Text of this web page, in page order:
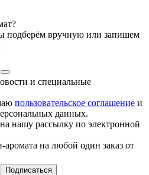
вручную или запишем
и специальные
пользовательское соглашение и
данных.
нашу рассылку по электронной
на любой один заказ от
Подписаться